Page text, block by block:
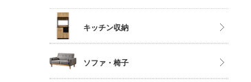
キッチン収納
食器棚
レンジ台
ソファ・椅子